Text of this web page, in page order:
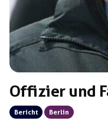
Offizier und
Bericht Berlin